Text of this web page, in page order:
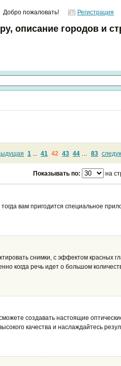
Добро пожаловать! Регистрация
описание городов и
1 41 42 43 44 83
Показывать по: на
вам пригодится специальное
снимки, с эффектом красных
когда речь идет о большом
создавать настоящие
качества и наслаждайтесь